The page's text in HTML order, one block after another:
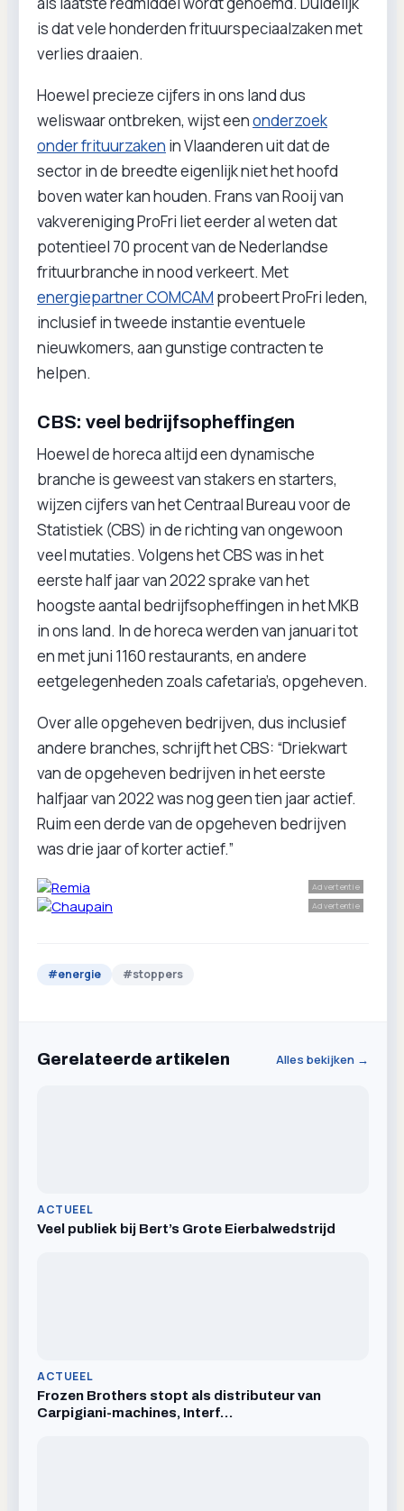
is dat vele honderden frituurspeciaalzaken met
verlies draaien.
Hoewel precieze cijfers in ons land dus
weliswaar ontbreken, wijst eenonderzoek
onder frituurzaken in Vlaanderen uit dat de
sector in de breedte eigenlijk niet het hoofd
boven water kan houden. Frans van Rooij van
vakvereniging ProFri liet eerder al weten dat
potentieel 70 procent van de Nederlandse
frituurbranche in nood verkeert. Met
energiepartner COMCAM probeert ProFri leden,
inclusief in tweede instantie eventuele
nieuwkomers, aan gunstige contracten te
helpen.
CBS: veel bedrijfsopheffingen
Hoewel de horeca altijd een dynamische
branche is geweest van stakers en starters,
wijzen cijfers van het Centraal Bureau voor de
Statistiek (CBS) in de richting van ongewoon
veel mutaties. Volgens het CBS was in het
eerste half jaar van 2022 sprake van het
hoogste aantal bedrijfsopheffingen in het MKB
in ons land. In de horeca werden van januari tot
en met juni 1160 restaurants, en andere
eetgelegenheden zoals cafetaria’s, opgeheven.
Over alle opgeheven bedrijven, dus inclusief
andere branches, schrijft het CBS: “Driekwart
van de opgeheven bedrijven in het eerste
halfjaar van 2022 was nog geen tien jaar actief.
Ruim een derde van de opgeheven bedrijven
was drie jaar of korter actief.”
Advertentie
Advertentie
#energie #stoppers
Gerelateerde artikelen Alles bekijken →
ACTUEEL
Veel publiek bij Bert’s Grote Eierbalwedstrijd
ACTUEEL
Frozen Brothers stopt als distributeur van
Carpigiani-machines, Interf…